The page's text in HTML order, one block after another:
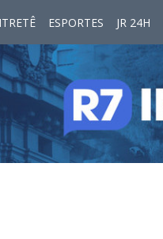
ESPORTES JR 24H